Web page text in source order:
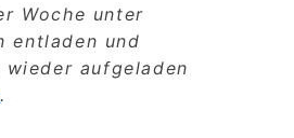
Woche unter
entladen und
aufgeladen
.